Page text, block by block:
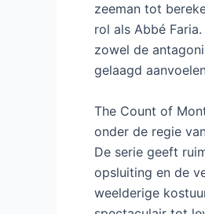
zeeman tot
rol als Abbé
zowel de
gelaagd
The Count of
onder de regie
De serie geeft
opsluiting en de
weelderige